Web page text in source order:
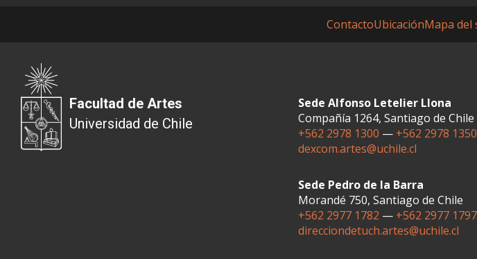
ContactoUbicaciónMapa del
Facultad de Artes
Universidad de Chile
Sede Alfonso Letelier Llona
Compañía 1264, Santiago de Chile
+562 2978 1300 — +562 2978 1350
dexcom.artes@uchile.cl
Sede Pedro de la Barra
Morandé 750, Santiago de Chile
+562 2977 1782 — +562 2977 1797
direcciondetuch.artes@uchile.cl